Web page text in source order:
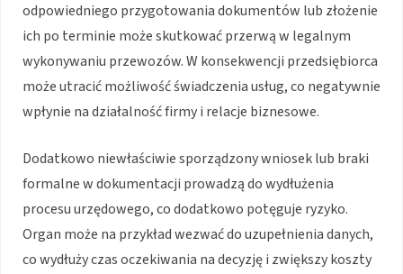
odpowiedniego przygotowania dokumentów lub złożenie
ich po terminie może skutkować przerwą w legalnym
wykonywaniu przewozów. W konsekwencji przedsiębiorca
może utracić możliwość świadczenia usług, co negatywnie
wpłynie na działalność firmy i relacje biznesowe.
Dodatkowo niewłaściwie sporządzony wniosek lub braki
formalne w dokumentacji prowadzą do wydłużenia
procesu urzędowego, co dodatkowo potęguje ryzyko.
Organ może na przykład wezwać do uzupełnienia danych,
co wydłuży czas oczekiwania na decyzję i zwiększy koszty